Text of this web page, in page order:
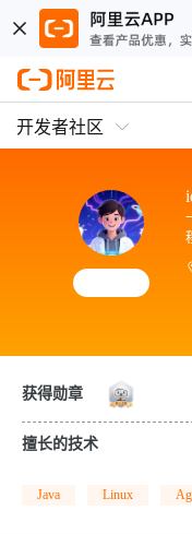
开发者社区
程师
获得勋章
擅长的技术
Java Linux